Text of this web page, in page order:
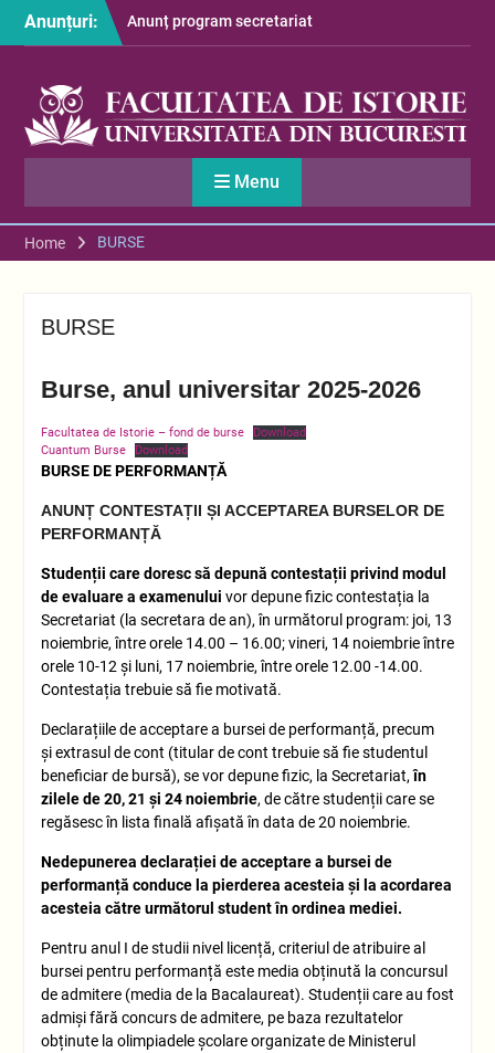
Anunțuri:
– luna august
S-au afișat informațiile
despre cazarea studenților
Menu
Home BURSE
BURSE
Burse, anul universitar 2025-2026
Facultatea de Istorie – fond de burse
Download
Cuantum Burse
Download
BURSE DE PERFORMANȚĂ
ANUNȚ CONTESTAȚII ȘI ACCEPTAREA BURSELOR DE
PERFORMANȚĂ
Studenții care doresc să depună contestații privind modul
de evaluare a examenului vor depune fizic contestația la
Secretariat (la secretara de an), în următorul program: joi, 13
noiembrie, între orele 14.00 – 16.00; vineri, 14 noiembrie între
orele 10-12 și luni, 17 noiembrie, între orele 12.00 -14.00.
Contestația trebuie să fie motivată.
Declarațiile de acceptare a bursei de performanță, precum
și extrasul de cont (titular de cont trebuie să fie studentul
beneficiar de bursă), se vor depune fizic, la Secretariat,în
zilele de 20, 21 și 24 noiembrie, de către studenții care se
regăsesc în lista finală afișată în data de 20 noiembrie.
Nedepunerea declarației de acceptare a bursei de
performanță conduce la pierderea acesteia și la acordarea
acesteia către următorul student în ordinea mediei.
Pentru anul I de studii nivel licență, criteriul de atribuire al
bursei pentru performanță este media obținută la concursul
de admitere (media de la Bacalaureat). Studenții care au fost
admiși fără concurs de admitere, pe baza rezultatelor
obținute la olimpiadele școlare organizate de Ministerul